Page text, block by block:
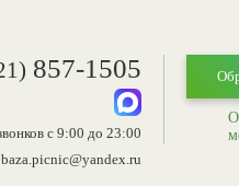
857-1505
с 9:00 до 23:00
baza.picnic@yandex.ru